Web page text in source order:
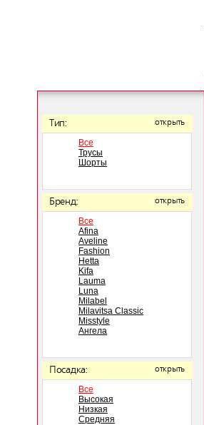
Тип: открыть
Все
Трусы
Шорты
Бренд: открыть
Все
Afina
Aveline
Fashion
Hetta
Kifa
Lauma
Luna
Milabel
Milavitsa Classic
Misstyle
Ангела
Посадка: открыть
Все
Высокая
Низкая
Средняя